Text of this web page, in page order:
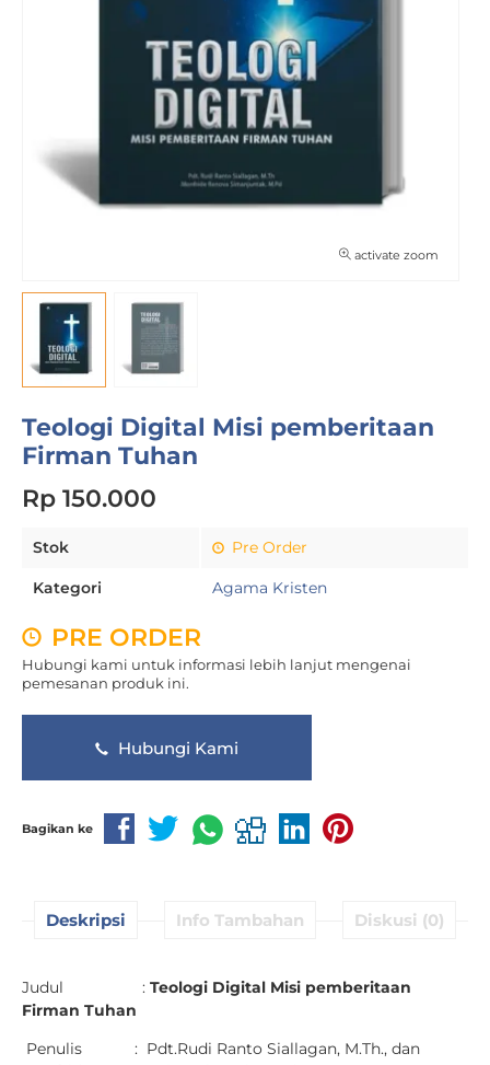
activate zoom
Teologi Digital Misi pemberitaan
Firman Tuhan
Rp 150.000
Stok Pre Order
Kategori Agama Kristen
PRE ORDER
Hubungi kami untuk informasi lebih lanjut mengenai
pemesanan produk ini.
Hubungi Kami
Bagikan ke
Deskripsi Info Tambahan Diskusi (0)
Judul : Teologi Digital Misi pemberitaan
Firman Tuhan
Penulis : Pdt.Rudi Ranto Siallagan, M.Th., dan